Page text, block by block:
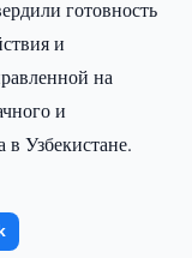
готовность
и
на
и
в Узбекистане.